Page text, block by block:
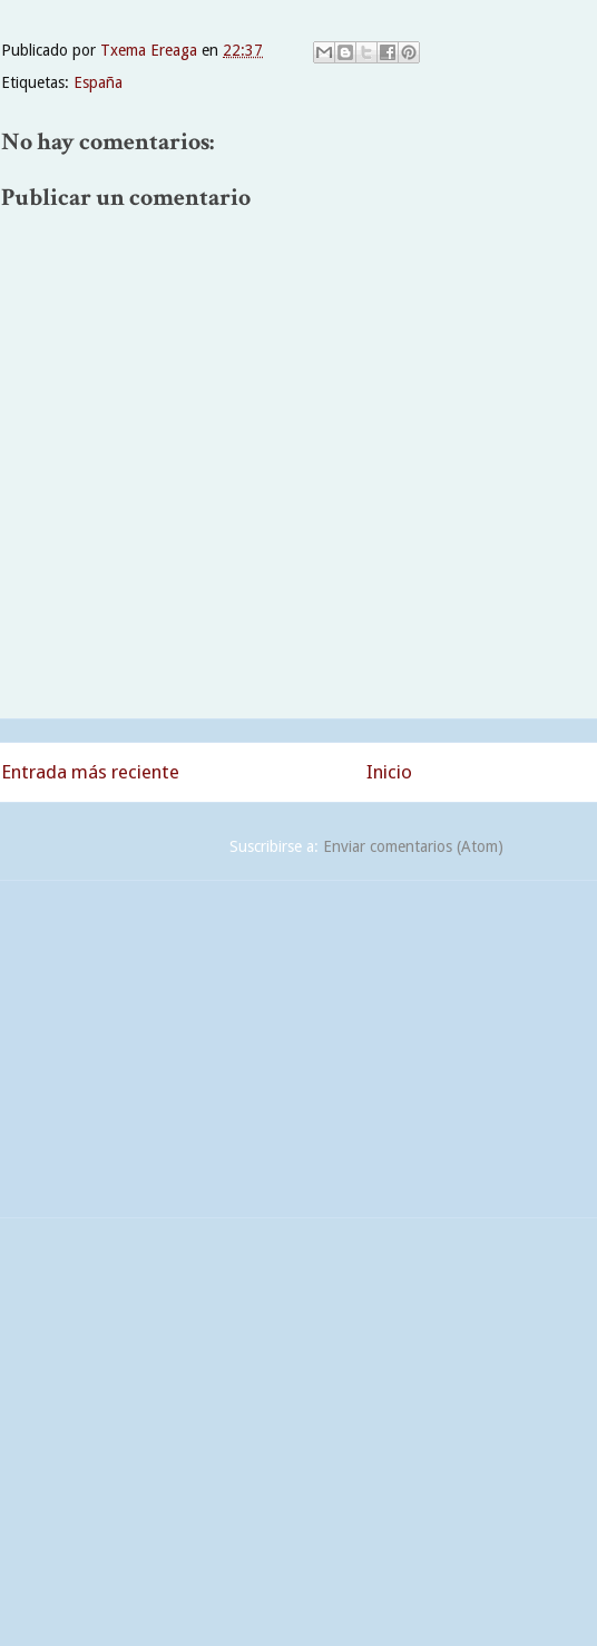
Publicado por Txema Ereaga en 22:37
Etiquetas: España
No hay comentarios:
Publicar un comentario
Entrada más reciente Inicio
Suscribirse a: Enviar comentarios (Atom)